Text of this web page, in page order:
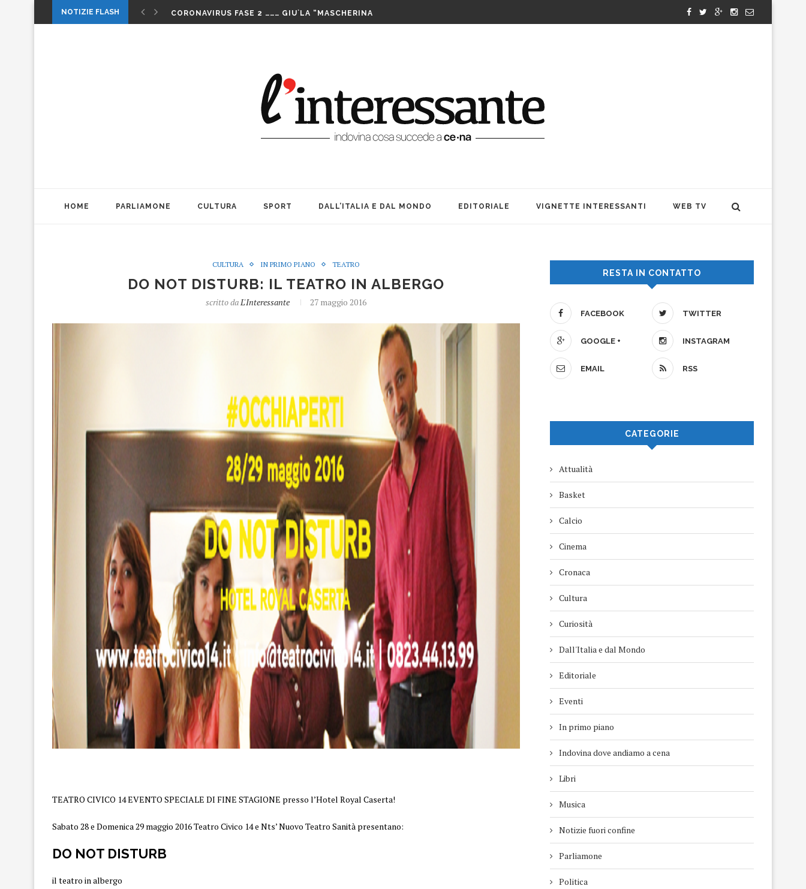
NOTIZIE FLASH
CORONAVIRUS FASE 2 ……… GIU`LA “MASCHERINA
LA MUSICA DELLA GATTA CENERENTOLA COME PASS PER...
DA CONSUMARCI PREFERIBILMENTE DOPO MORTI: OFFICINA TEATRO INCANTA...
VALERIO BIANCHINI E LE SUE … BOMBE. AMARCORD...
CASO WEINSTEIN. DITE ALLE DONNE CHE NON SIAMO...
THE ALIENS AD OFFICINA TEATRO: VITA, AMICIZIA ED...
1 MAGGIO: FESTA O…. LUTTO. UNA FESTA BEN...
HOME PARLIAMONE CULTURA SPORT DALL’ITALIA E DAL MONDO EDITORIALE VIGNETTE INTERESSANTI WEB TV
CULTURA IN PRIMO PIANO TEATRO
DO NOT DISTURB: IL TEATRO IN ALBERGO
scritto daL'Interessante 27 maggio 2016
TEATRO CIVICO 14 EVENTO SPECIALE DI FINE STAGIONE presso l’Hotel Royal Caserta!
Sabato 28 e Domenica 29 maggio 2016 Teatro Civico 14 e Nts’ Nuovo Teatro Sanità presentano:
DO NOT DISTURB
il teatro in albergo
RESTA IN CONTATTO
FACEBOOK TWITTER
GOOGLE + INSTAGRAM
EMAIL RSS
CATEGORIE
Attualità
Basket
Calcio
Cinema
Cronaca
Cultura
Curiosità
Dall'Italia e dal Mondo
Editoriale
Eventi
In primo piano
Indovina dove andiamo a cena
Libri
Musica
Notizie fuori confine
Parliamone
Politica